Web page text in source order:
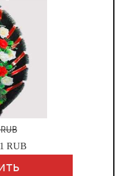
RUB